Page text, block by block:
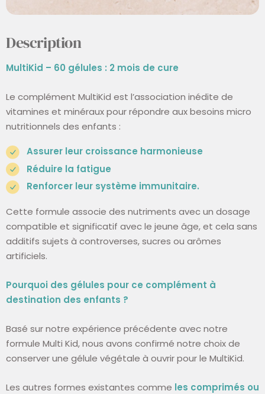
Description
MultiKid – 60 gélules : 2 mois de cure
Le complément MultiKid est l’association inédite de
vitamines et minéraux pour répondre aux besoins micro
nutritionnels des enfants :
Assurer leur croissance harmonieuse
Réduire la fatigue
Renforcer leur système immunitaire.
Cette formule associe des nutriments avec un dosage
compatible et significatif avec le jeune âge, et cela sans
additifs sujets à controverses, sucres ou arômes
artificiels.
Pourquoi des gélules pour ce complément à
destination des enfants ?
Basé sur notre expérience précédente avec notre
formule Multi Kid, nous avons confirmé notre choix de
conserver une gélule végétale à ouvrir pour le MultiKid.
Les autres formes existantes comme les comprimés ou